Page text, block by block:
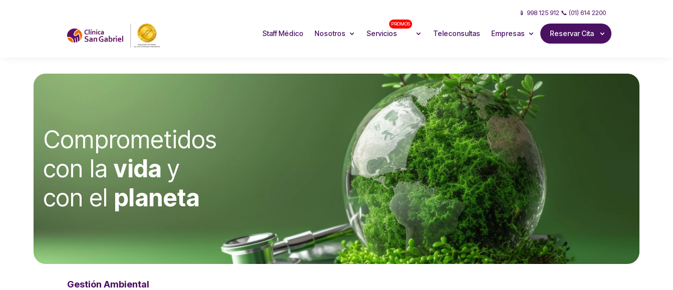
📱 998 125 912 📞 (01) 614 2200
Staff Médico Nosotros Servicios
PROMOS
Teleconsultas Empresas Reservar Cita
Comprometidos
con la viday
con el planeta
Gestión Ambiental